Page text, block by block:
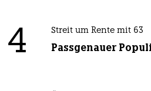
4 Streit um Rente mit 63
Passgenauer